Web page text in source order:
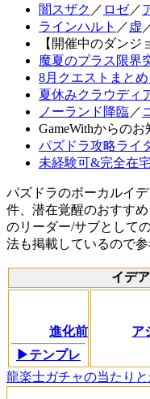
闇スザク ／ ロゼ／
ラインハルト ／ 虚
【開催中のダンジ
魔夏のプラス限界
8月クエストまとめ
夏休みクラウディ
ノーランド降臨／
GameWithからのお
パズドラ攻略ライ
未経験可&完全在
パズドラのボーカルイ
件、潜在覚醒のおすす
のリーダー/サブとして
法も掲載しているので参
イデ
進化前
▶テンプレ
ア
龍楽士ガチャの当たり